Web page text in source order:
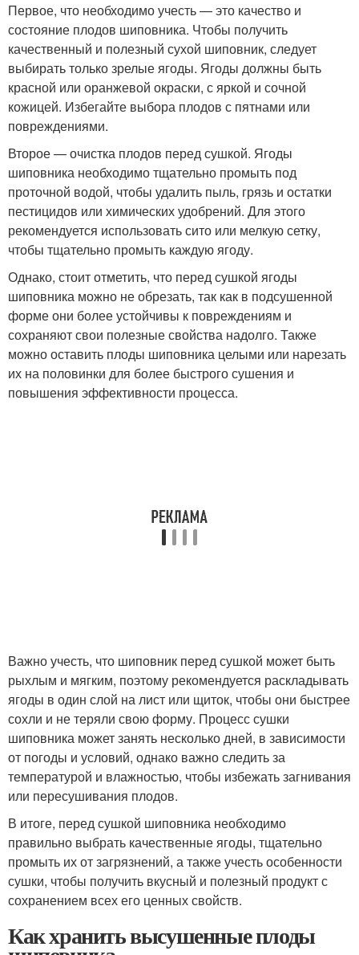
Первое, что необходимо учесть — это качество и
состояние плодов шиповника. Чтобы получить
качественный и полезный сухой шиповник, следует
выбирать только зрелые ягоды. Ягоды должны быть
красной или оранжевой окраски, с яркой и сочной
кожицей. Избегайте выбора плодов с пятнами или
повреждениями.
Второе — очистка плодов перед сушкой. Ягоды
шиповника необходимо тщательно промыть под
проточной водой, чтобы удалить пыль, грязь и остатки
пестицидов или химических удобрений. Для этого
рекомендуется использовать сито или мелкую сетку,
чтобы тщательно промыть каждую ягоду.
Однако, стоит отметить, что перед сушкой ягоды
шиповника можно не обрезать, так как в подсушенной
форме они более устойчивы к повреждениям и
сохраняют свои полезные свойства надолго. Также
можно оставить плоды шиповника целыми или нарезать
их на половинки для более быстрого сушения и
повышения эффективности процесса.
Важно учесть, что шиповник перед сушкой может быть
рыхлым и мягким, поэтому рекомендуется раскладывать
ягоды в один слой на лист или щиток, чтобы они быстрее
сохли и не теряли свою форму. Процесс сушки
шиповника может занять несколько дней, в зависимости
от погоды и условий, однако важно следить за
температурой и влажностью, чтобы избежать загнивания
или пересушивания плодов.
В итоге, перед сушкой шиповника необходимо
правильно выбрать качественные ягоды, тщательно
промыть их от загрязнений, а также учесть особенности
сушки, чтобы получить вкусный и полезный продукт с
сохранением всех его ценных свойств.
Как хранить высушенные плоды